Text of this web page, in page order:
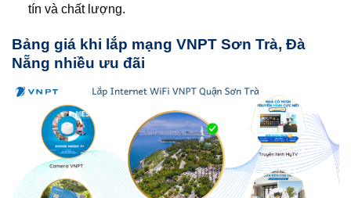
tín và chất lượng.
Bảng giá khi lắp mạng VNPT Sơn Trà, Đà
Nẵng nhiều ưu đãi